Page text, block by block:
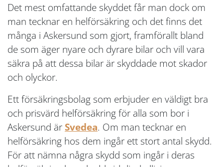
Det mest omfattande skyddet får man dock om
man tecknar en helförsäkring och det finns det
många i Askersund som gjort, framförallt bland
de som äger nyare och dyrare bilar och vill vara
säkra på att dessa bilar är skyddade mot skador
och olyckor.
Ett försäkringsbolag som erbjuder en väldigt bra
och prisvärd helförsäkring för alla som bor i
Askersund är Svedea. Om man tecknar en
helförsäkring hos dem ingår ett stort antal skydd.
För att nämna några skydd som ingår i deras